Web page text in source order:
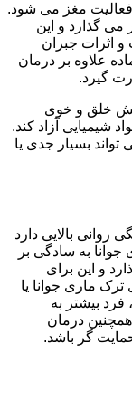
مغز می شود.
می گذارد و این
اثرات جبران
علاوه بر درمان
گیرد.
خلق و خوی
شیمیایی آزاد کند.
بسیار جدی یا
روانی بالایی دارد
به سادگی بر
و این برای
ماری جوانا یا
فرد بیشتر به
درمان
گر باشد.